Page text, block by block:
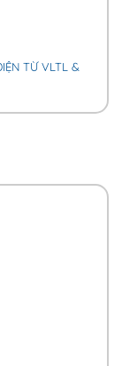
TỪ VLTL &